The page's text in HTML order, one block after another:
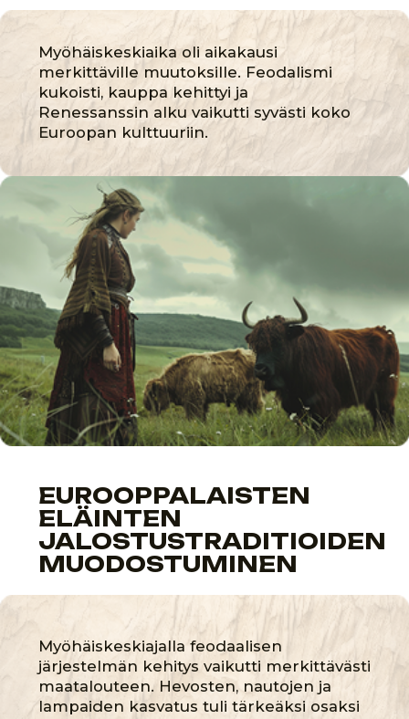
Myöhäiskeskiaika oli metsästyskulttuurin
kukoistuskausi. Aateliston piirissä jatkui
aktiivinen metsästyskoirien jalostus, joka
tuli osaksi ritarikulttuuria. Tänä aikana
kehitettiin erilaisia koirarotuja, joita
käytettiin hirvien, kettujen ja muiden
METSÄSTYSKOIRIEN
JALOSTUSTRADITIOT
OMINAISUUDET: